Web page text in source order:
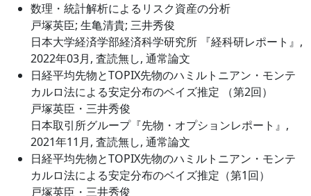
数理・統計解析によるリスク資産の分析
戸塚英臣; 生亀清貴; 三井秀俊
日本大学経済学部経済科学研究所 『経科研レポート』,
2022年03月, 査読無し, 通常論文
日経平均先物とTOPIX先物のハミルトニアン・モンテ
カルロ法による安定分布のベイズ推定 （第2回）
戸塚英臣・三井秀俊
日本取引所グループ『先物・オプションレポート』,
2021年11月, 査読無し, 通常論文
日経平均先物とTOPIX先物のハミルトニアン・モンテ
カルロ法による安定分布のベイズ推定（第1回）
戸塚英臣・三井秀俊